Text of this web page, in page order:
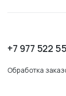
+7 977 522
Обработка